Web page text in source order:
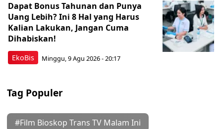
EkoBis
Dapat Bonus Tahunan dan Punya
Uang Lebih? Ini 8 Hal yang Harus
Kalian Lakukan, Jangan Cuma
Dihabiskan!
Minggu, 9 Agu 2026 - 20:17
Tag Populer
#Film Bioskop Trans TV Malam Ini